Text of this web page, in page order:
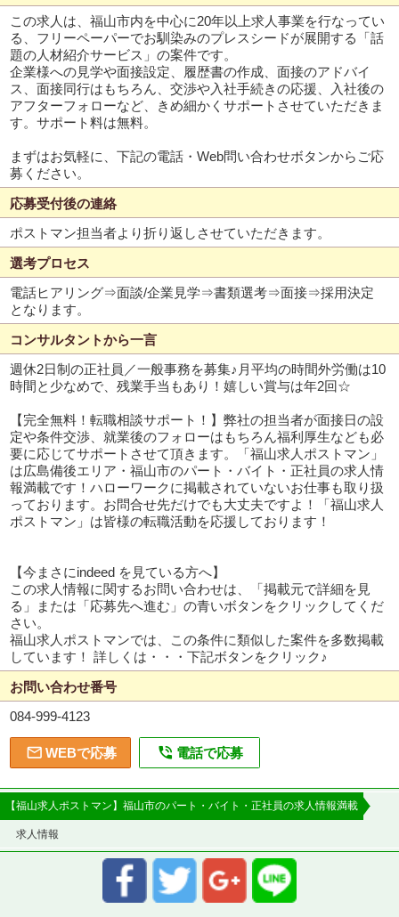
この求人は、福山市内を中心に20年以上求人事業を行なってい
る、フリーペーパーでお馴染みのプレスシードが展開する「話
題の人材紹介サービス」の案件です。
企業様への見学や面接設定、履歴書の作成、面接のアドバイ
ス、面接同行はもちろん、交渉や入社手続きの応援、入社後の
アフターフォローなど、きめ細かくサポートさせていただきま
す。サポート料は無料。
まずはお気軽に、下記の電話・Web問い合わせボタンからご応
募ください。
応募受付後の連絡
ポストマン担当者より折り返しさせていただきます。
選考プロセス
電話ヒアリング⇒面談/企業見学⇒書類選考⇒面接⇒採用決定
となります。
コンサルタントから一言
週休2日制の正社員／一般事務を募集♪月平均の時間外労働は10
時間と少なめで、残業手当もあり！嬉しい賞与は年2回☆
【完全無料！転職相談サポート！】弊社の担当者が面接日の設
定や条件交渉、就業後のフォローはもちろん福利厚生なども必
要に応じてサポートさせて頂きます。「福山求人ポストマン」
は広島備後エリア・福山市のパート・バイト・正社員の求人情
報満載です！ハローワークに掲載されていないお仕事も取り扱
っております。お問合せ先だけでも大丈夫ですよ！「福山求人
ポストマン」は皆様の転職活動を応援しております！
【今まさにindeed を見ている方へ】
この求人情報に関するお問い合わせは、「掲載元で詳細を見
る」または「応募先へ進む」の青いボタンをクリックしてくだ
さい。
福山求人ポストマンでは、この条件に類似した案件を多数掲載
しています！ 詳しくは・・・下記ボタンをクリック♪
お問い合わせ番号
084-999-4123
 WEBで応募  電話で応募
【福山求人ポストマン】福山市のパート・バイト・正社員の求人情報満載
求人情報